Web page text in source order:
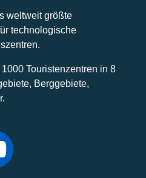
weltweit größte
technologische
Touristenzentren in 8
Berggebiete,